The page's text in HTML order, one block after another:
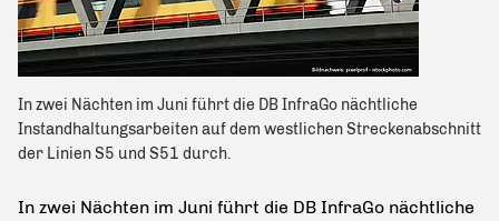
In zwei Nächten im Juni führt die DB InfraGo nächtliche
Instandhaltungsarbeiten auf dem westlichen Streckenabschnitt
der Linien S5 und S51 durch.
In zwei Nächten im Juni führt die DB InfraGo nächtliche